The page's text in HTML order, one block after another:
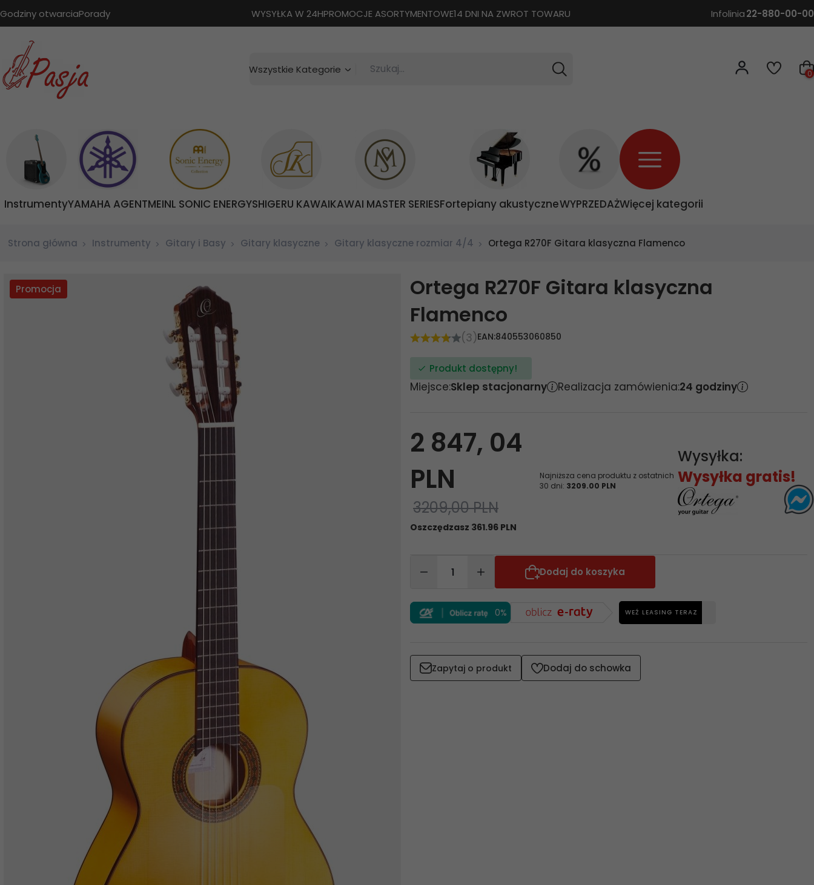
Godziny otwarciaPorady WYSYŁKA W 24HPROMOCJE ASORTYMENTOWE14 DNI NA ZWROT TOWARU Infolinia22-880-00-00
categories_searcher
Wszystkie Kategorie Szukaj... 0
InstrumentyYAMAHA AGENTMEINL SONIC ENERGYSHIGERU KAWAIKAWAI MASTER SERIESFortepiany akustyczneWYPRZEDAŻWięcej kategorii
Strona główna Instrumenty Gitary i Basy Gitary klasyczne Gitary klasyczne rozmiar 4/4 Ortega R270F Gitara klasyczna Flamenco
Promocja
Ortega R270F Gitara klasyczna
Flamenco
(3)EAN:840553060850
Produkt dostępny!
Miejsce:Sklep stacjonarny Realizacja zamówienia:24 godziny
2 847, 04
PLN
3209,00 PLN
Oszczędzasz 361.96 PLN
Najniższa cena produktu z ostatnich
30 dni: 3209.00 PLN
Wysyłka:
Wysyłka gratis!
Dodaj do koszyka
0% WEŹ LEASING TERAZ
Zapytaj o produkt Dodaj do schowka